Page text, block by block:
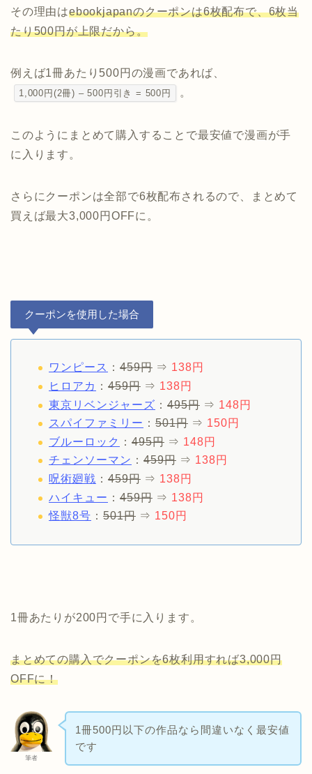
その理由はebookjapanのクーポンは6枚配布で、6枚当
たり500円が上限だから。
例えば1冊あたり500円の漫画であれば、
1,000円(2冊) – 500円引き = 500円 。
このようにまとめて購入することで最安値で漫画が手
に入ります。
さらにクーポンは全部で6枚配布されるので、まとめて
買えば最大3,000円OFFに。
クーポンを使用した場合
ワンピース ： 459円 ⇒ 138円
ヒロアカ ： 459円 ⇒ 138円
東京リベンジャーズ ： 495円 ⇒ 148円
スパイファミリー ： 501円 ⇒ 150円
ブルーロック
： 495円 ⇒ 148円
チェンソーマン ： 459円 ⇒ 138円
呪術廻戦 ： 459円 ⇒ 138円
ハイキュー ： 459円 ⇒ 138円
怪獣8号 ： 501円 ⇒ 150円
1冊あたりが200円で手に入ります。
まとめての購入でクーポンを6枚利用すれば3,000円
OFFに！
筆者
1冊500円以下の作品なら間違いなく最安値
です